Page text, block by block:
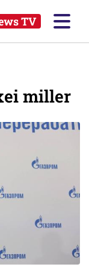
TV
miller